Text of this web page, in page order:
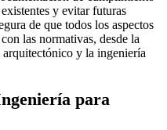
y evitar futuras
de que todos los aspectos
las normativas, desde la
arquitectónico y la ingeniería
para